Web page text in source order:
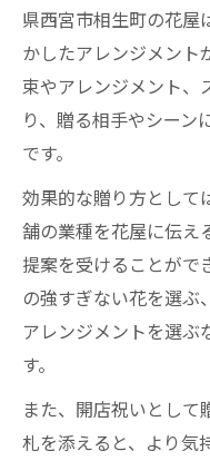
県西宮市相生町の花屋
かしたアレンジメント
束やアレンジメント、
り、贈る相手やシーン
です。
効果的な贈り方として
舗の業種を花屋に伝え
提案を受けることがで
の強すぎない花を選ぶ
アレンジメントを選ぶ
す。
また、開店祝いとし
札を添えると、より気